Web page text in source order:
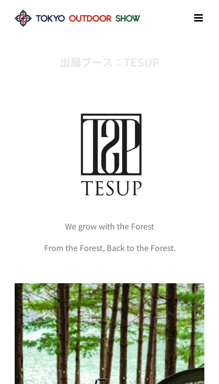
content
出展ブース：TESUP
We grow with the Forest
From the Forest, Back to the Forest.